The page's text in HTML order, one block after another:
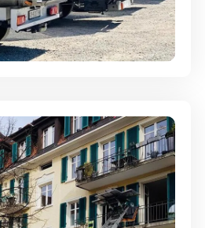
- Alles sicher